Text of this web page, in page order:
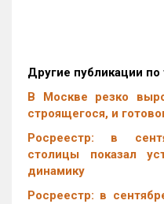
Другие публикации по
В Москве резко
строящегося, и
Росреестр: в
столицы показал
динамику
Росреестр: в